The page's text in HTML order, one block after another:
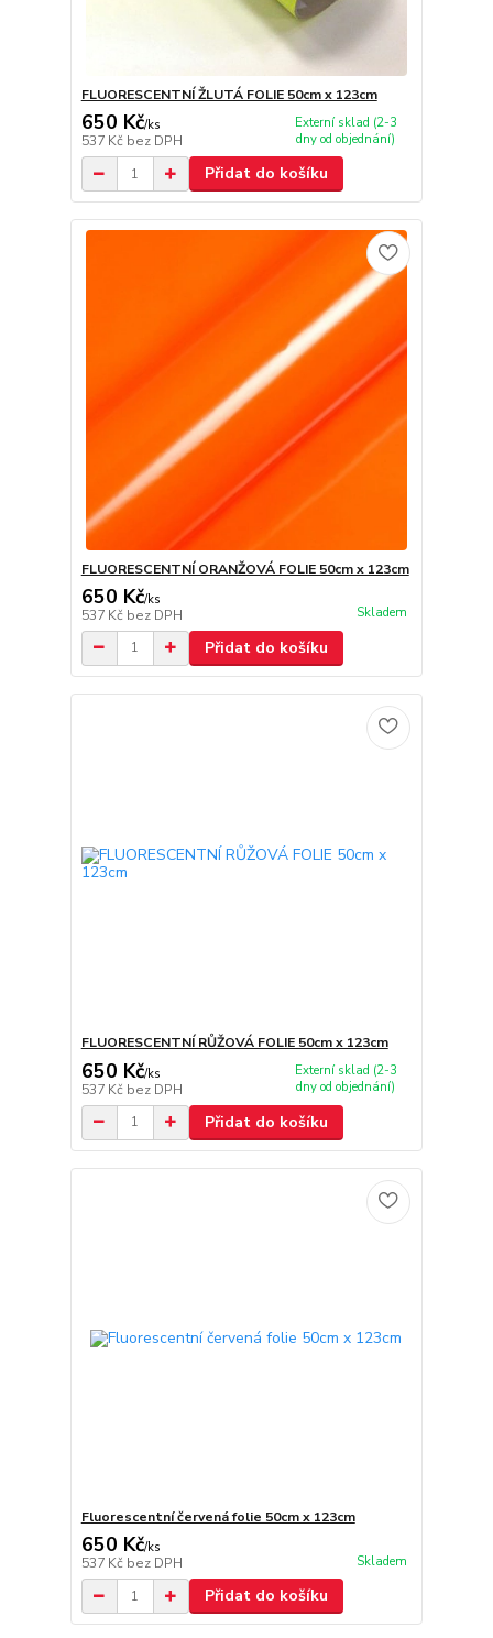
FLUORESCENTNÍ ŽLUTÁ FOLIE 50cm x 123cm
650 Kč/ks
537 Kč bez DPH
Externí sklad (2-3
dny od objednání)
Přidat do košíku
FLUORESCENTNÍ ORANŽOVÁ FOLIE 50cm x 123cm
650 Kč/ks
537 Kč bez DPH Skladem
Přidat do košíku
FLUORESCENTNÍ RŮŽOVÁ FOLIE 50cm x 123cm
650 Kč/ks
537 Kč bez DPH
Externí sklad (2-3
dny od objednání)
Přidat do košíku
Fluorescentní červená folie 50cm x 123cm
650 Kč/ks
537 Kč bez DPH Skladem
Přidat do košíku